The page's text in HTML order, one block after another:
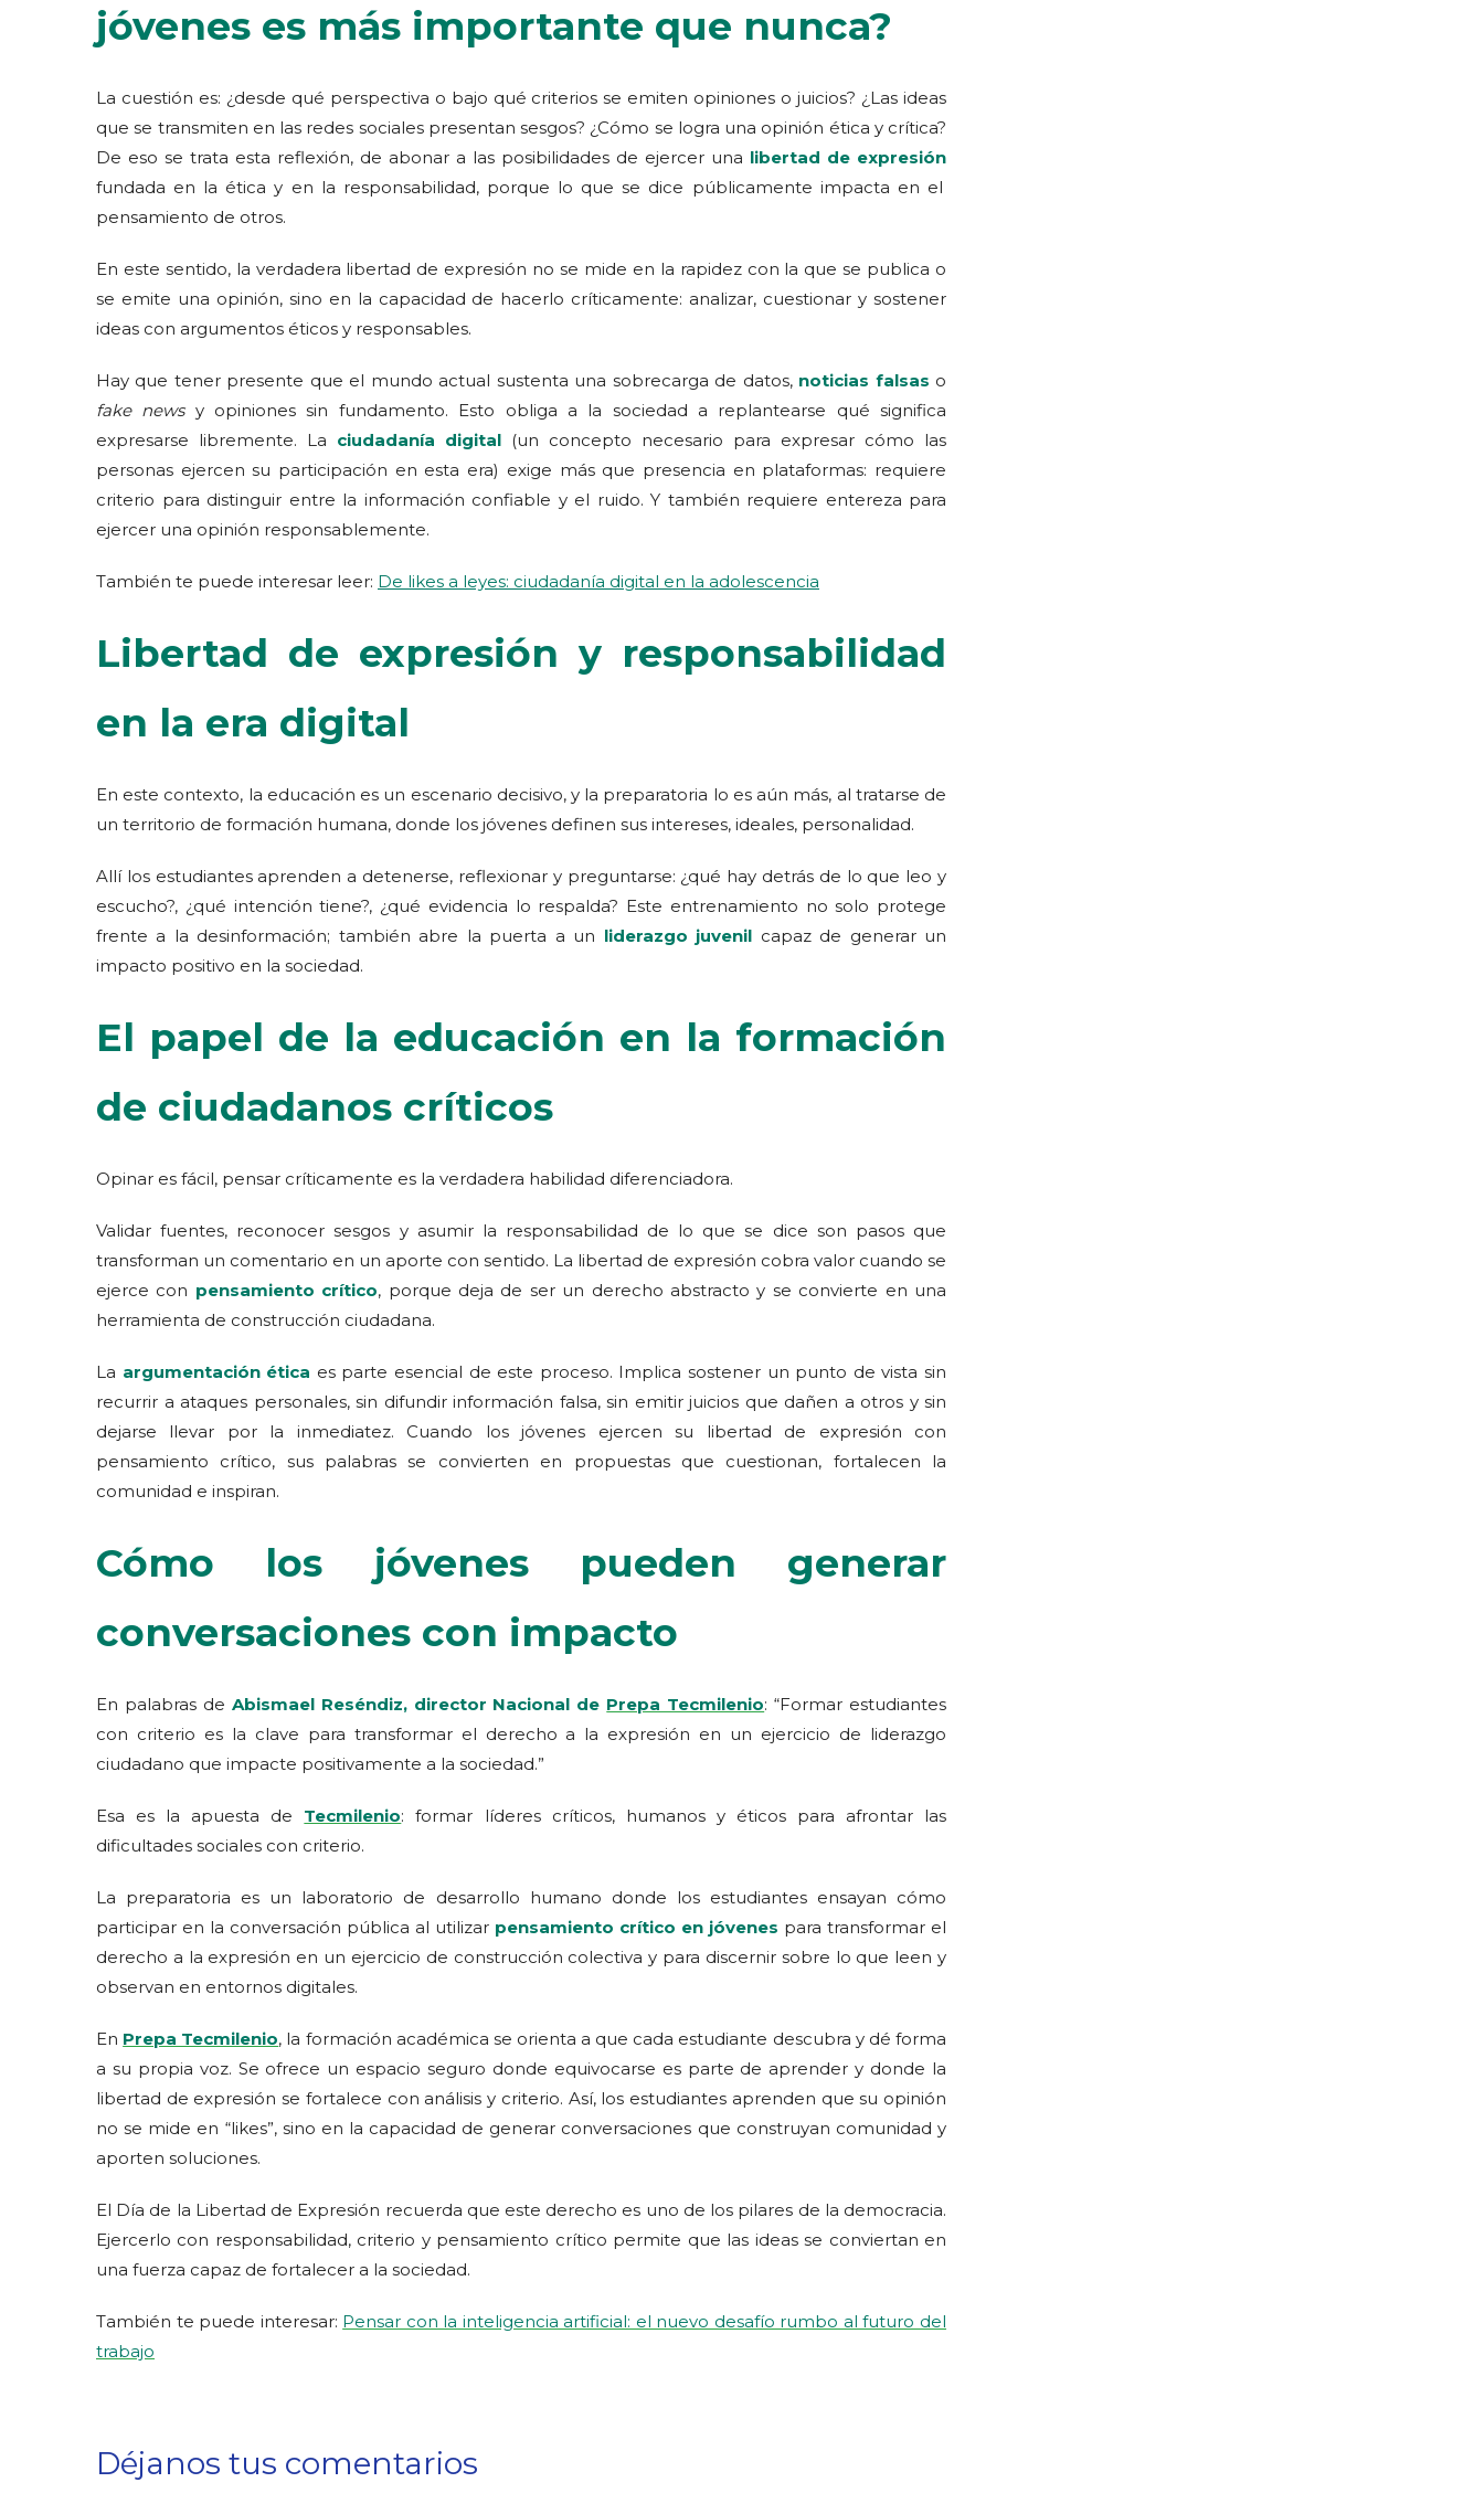
jóvenes es más importante que nunca?
La cuestión es: ¿desde qué perspectiva o bajo qué criterios se emiten opiniones o juicios? ¿Las ideas
que se transmiten en las redes sociales presentan sesgos? ¿Cómo se logra una opinión ética y crítica?
De eso se trata esta reflexión, de abonar a las posibilidades de ejercer una libertad de expresión
fundada en la ética y en la responsabilidad, porque lo que se dice públicamente impacta en el
pensamiento de otros.
En este sentido, la verdadera libertad de expresión no se mide en la rapidez con la que se publica o
se emite una opinión, sino en la capacidad de hacerlo críticamente: analizar, cuestionar y sostener
ideas con argumentos éticos y responsables.
Hay que tener presente que el mundo actual sustenta una sobrecarga de datos, noticias falsas o
fake newsy opiniones sin fundamento. Esto obliga a la sociedad a replantearse qué significa
expresarse libremente. La ciudadanía digital (un concepto necesario para expresar cómo las
personas ejercen su participación en esta era) exige más que presencia en plataformas: requiere
criterio para distinguir entre la información confiable y el ruido. Y también requiere entereza para
ejercer una opinión responsablemente.
También te puede interesar leer: De likes a leyes: ciudadanía digital en la adolescencia
Libertad de expresión y responsabilidad
en la era digital
En este contexto, la educación es un escenario decisivo, y la preparatoria lo es aún más, al tratarse de
un territorio de formación humana, donde los jóvenes definen sus intereses, ideales, personalidad.
Allí los estudiantes aprenden a detenerse, reflexionar y preguntarse: ¿qué hay detrás de lo que leo y
escucho?, ¿qué intención tiene?, ¿qué evidencia lo respalda? Este entrenamiento no solo protege
frente a la desinformación; también abre la puerta a un liderazgo juvenil capaz de generar un
impacto positivo en la sociedad.
El papel de la educación en la formación
de ciudadanos críticos
Opinar es fácil, pensar críticamente es la verdadera habilidad diferenciadora.
Validar fuentes, reconocer sesgos y asumir la responsabilidad de lo que se dice son pasos que
transforman un comentario en un aporte con sentido. La libertad de expresión cobra valor cuando se
ejerce con pensamiento crítico, porque deja de ser un derecho abstracto y se convierte en una
herramienta de construcción ciudadana.
La argumentación ética es parte esencial de este proceso. Implica sostener un punto de vista sin
recurrir a ataques personales, sin difundir información falsa, sin emitir juicios que dañen a otros y sin
dejarse llevar por la inmediatez. Cuando los jóvenes ejercen su libertad de expresión con
pensamiento crítico, sus palabras se convierten en propuestas que cuestionan, fortalecen la
comunidad e inspiran.
Cómo los jóvenes pueden generar
conversaciones con impacto
En palabras de Abismael Reséndiz, director Nacional de Prepa Tecmilenio: “Formar estudiantes
con criterio es la clave para transformar el derecho a la expresión en un ejercicio de liderazgo
ciudadano que impacte positivamente a la sociedad.”
Esa es la apuesta de Tecmilenio: formar líderes críticos, humanos y éticos para afrontar las
dificultades sociales con criterio.
La preparatoria es un laboratorio de desarrollo humano donde los estudiantes ensayan cómo
participar en la conversación pública al utilizar pensamiento crítico en jóvenes para transformar el
derecho a la expresión en un ejercicio de construcción colectiva y para discernir sobre lo que leen y
observan en entornos digitales.
En Prepa Tecmilenio, la formación académica se orienta a que cada estudiante descubra y dé forma
a su propia voz. Se ofrece un espacio seguro donde equivocarse es parte de aprender y donde la
libertad de expresión se fortalece con análisis y criterio. Así, los estudiantes aprenden que su opinión
no se mide en “likes”, sino en la capacidad de generar conversaciones que construyan comunidad y
aporten soluciones.
El Día de la Libertad de Expresión recuerda que este derecho es uno de los pilares de la democracia.
Ejercerlo con responsabilidad, criterio y pensamiento crítico permite que las ideas se conviertan en
una fuerza capaz de fortalecer a la sociedad.
También te puede interesar: Pensar con la inteligencia artificial: el nuevo desafío rumbo al futuro del
trabajo
Déjanos tus comentarios